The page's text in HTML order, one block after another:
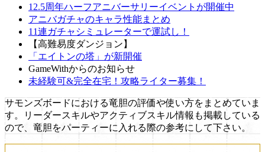
12.5周年ハーフアニバーサリーイベントが開催中
アニバガチャのキャラ性能まとめ
11連ガチャシミュレーターで運試し！
【高難易度ダンジョン】
「エイトンの塔」が新開催
GameWithからのお知らせ
未経験可&完全在宅！攻略ライター募集！
サモンズボードにおける竜胆の評価や使い方をまとめていま
す。リーダースキルやアクティブスキル情報も掲載している
ので、竜胆をパーティーに入れる際の参考にして下さい。